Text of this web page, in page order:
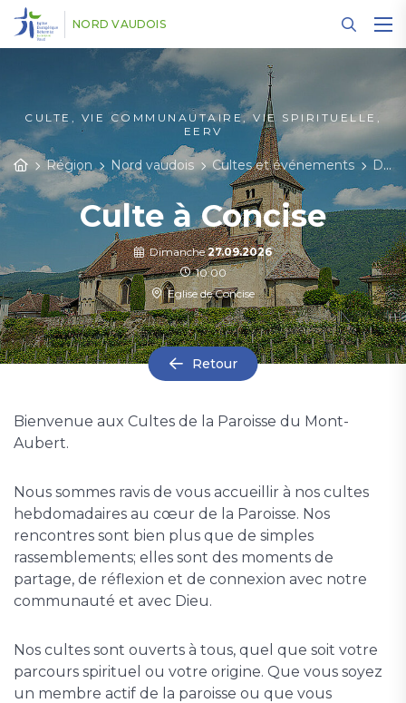
NORD VAUDOIS
CULTE, VIE COMMUNAUTAIRE, VIE SPIRITUELLE,
EERV
Région Nord vaudois Cultes et événements Détail des événements
Culte à Concise
Dimanche27.09.2026
10:00
Eglise de Concise
Retour
Bienvenue aux Cultes de la Paroisse du Mont-
Aubert.
Nous sommes ravis de vous accueillir à nos cultes
hebdomadaires au cœur de la Paroisse. Nos
rencontres sont bien plus que de simples
rassemblements; elles sont des moments de
partage, de réflexion et de connexion avec notre
communauté et avec Dieu.
Nos cultes sont ouverts à tous, quel que soit votre
parcours spirituel ou votre origine. Que vous soyez
un membre actif de la paroisse ou que vous
Panneau de gestion des cookies